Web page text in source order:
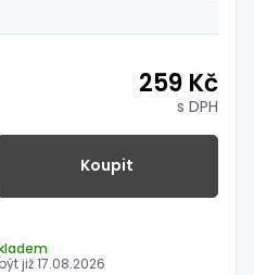
259 Kč
s DPH
Koupit
již17.08.2026